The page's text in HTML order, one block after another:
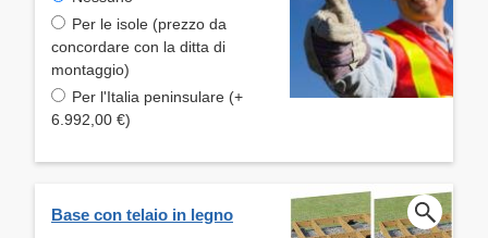
Per le isole (prezzo da
concordare con la ditta di
montaggio)
Per l'Italia peninsulare (+
6.992,00 €)
Base con telaio in legno